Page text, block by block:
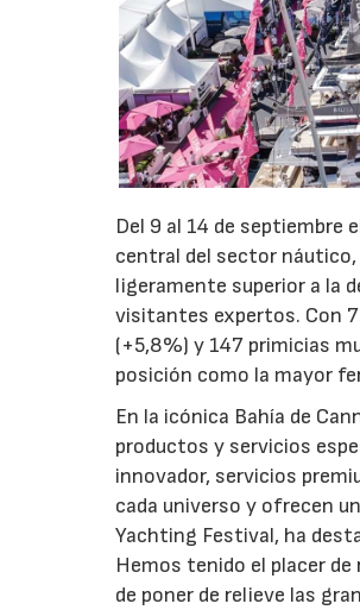
Del 9 al 14 de
central del sector
ligeramente superior a la
visitantes expertos. Con
(+5,8%) y 147 primicias
posición como la mayor
En la icónica Bahía de
productos y servicios
innovador, servicios
cada universo y ofrecen
Yachting Festival, ha
Hemos tenido el placer
de poner de relieve las